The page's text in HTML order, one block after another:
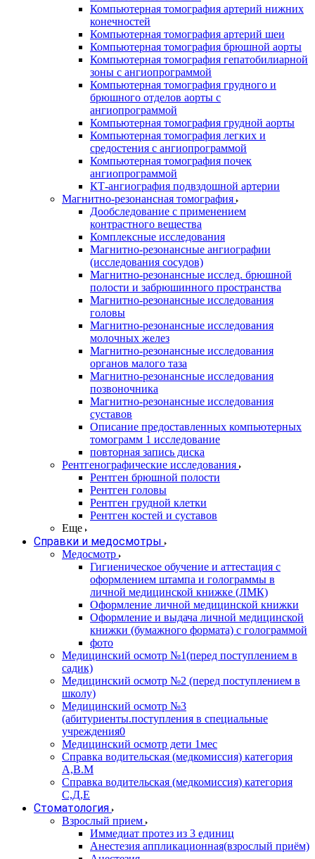
Компьютерная томография артерий нижних
конечностей
Компьютерная томография артерий шеи
Компьютерная томография брюшной аорты
Компьютерная томография гепатобилиарной
зоны с ангиопрограммой
Компьютерная томография грудного и
брюшного отделов аорты с
ангиопрограммой
Компьютерная томография грудной аорты
Компьютерная томография легких и
средостения с ангиопрограммой
Компьютерная томография почек
ангиопрограммой
КТ-ангиография подвздошной артерии
Магнитно-резонансная томография
Дообследование с применением
контрастного вещества
Комплексные исследования
Магнитно-резонансные ангиографии
(исследования сосудов)
Магнитно-резонансные исслед. брюшной
полости и забрюшинного пространства
Магнитно-резонансные исследования
головы
Магнитно-резонансные исследования
молочных желез
Магнитно-резонансные исследования
органов малого таза
Магнитно-резонансные исследования
позвоночника
Магнитно-резонансные исследования
суставов
Описание предоставленных компьютерных
томограмм 1 исследование
повторная запись диска
Рентгенографические исследования
Рентген брюшной полости
Рентген головы
Рентген грудной клетки
Рентген костей и суставов
Еще
Справки и медосмотры
Медосмотр
Гигиеническое обучение и аттестация с
оформлением штампа и голограммы в
личной медицинской книжке (ЛМК)
Оформление личной медицинской книжки
Оформление и выдача личной медицинской
книжки (бумажного формата) с голограммой
фото
Медицинский осмотр №1(перед поступлением в
садик)
Медицинский осмотр №2 (перед поступлением в
школу)
Медицинский осмотр №3
(абитуриенты.поступления в специальные
учреждения0
Медицинский осмотр дети 1мес
Справка водительская (медкомиссия) категория
А,В.М
Справка водительская (медкомиссия) категория
С,Д,Е
Стоматология
Взрослый прием
Иммедиат протез из 3 единиц
Анестезия аппликационная(взрослый приём)